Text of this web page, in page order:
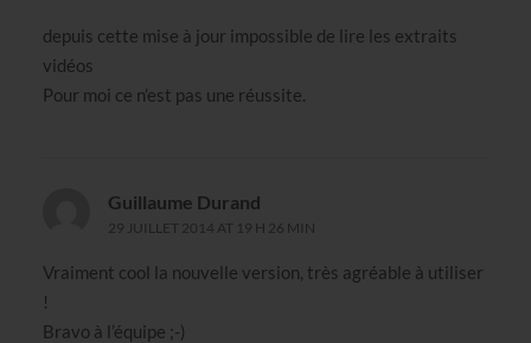
depuis cette mise à jour impossible de lire les extraits
vidéos
Pour moi ce n’est pas une réussite.
Guillaume Durand
29 JUILLET 2014 AT 19 H 26 MIN
Vraiment cool la nouvelle version, très agréable à utiliser
!
Bravo à l’équipe ;-)